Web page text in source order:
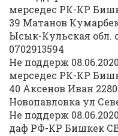
мерседес РК-КР
39 Матанов
Ысык-Кульская обл.
0702913594
Не поддерж
мерседес РК-КР
40 Аксенов Иван
Новопавловка ул
Не поддерж
даф РФ-КР Бишкек